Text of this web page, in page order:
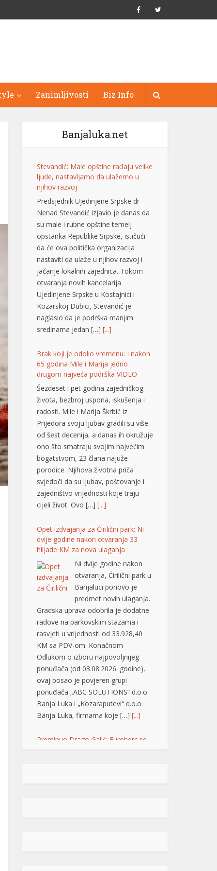
Zanimljivosti Biz Info
Banjaluka.net
Stevandić: Male opštine rađaju velike
ljude, nastavljamo da ulažemo u
njihov razvoj
Predsjednik Ujedinjene Srpske dr
Nenad Stevandić izjavio je danas da
su male i rubne opštine temelj
opstanka Republike Srpske, ističući
da će ova politička organizacija
nastaviti da ulaže u njihov razvoj i
jačanje lokalnih zajednica. Tokom
otvaranja novih kancelarija
Ujedinjene Srpske u Kostajnici i
Kozarskoj Dubici, Stevandić je
naglasio da je podrška manjim
sredinama jedan […] [...]
Brak koji je odolio vremenu: I nakon
65 godina Mile i Marija jedno
drugom najveća podrška VIDEO
Šezdeset i pet godina zajedničkog
života, bezbroj uspona, iskušenja i
radosti. Mile i Marija Škrbić iz
Prijedora svoju ljubav gradili su više
od šest decenija, a danas ih okružuje
ono što smatraju svojim najvećim
bogatstvom, 23 člana najuže
porodice. Njihova životna priča
svjedoči da su ljubav, poštovanje i
zajedništvo vrijednosti koje traju
cijeli život. Ovo […] [...]
Opet izdvajanja za Ćirilični park: Ni
dvije godine nakon otvaranja 33
hiljade KM za nova ulaganja
Ni dvije godine nakon
otvaranja, Ćirilični park u
Banjaluci ponovo je
predmet novih ulaganja.
Gradska uprava odobrila je dodatne
radove na parkovskim stazama i
rasvjeti u vrijednosti od 33.928,40
KM sa PDV-om. Konačnom
Odlukom o izboru najpovoljnijeg
ponuđača (od 03.08.2026. godine),
ovaj posao je povjeren grupi
ponuđača „ABC SOLUTIONS“ d.o.o.
Banja Luka i „Kozaraputevi“ d.o.o.
Banja Luka, firmama koje […] [...]
Preminuo Drago Galić: Euroherc se
oprašta od jednog od svojih
Drago Galić iz Širokog
dugogodišnji rukovodioca u sektoru